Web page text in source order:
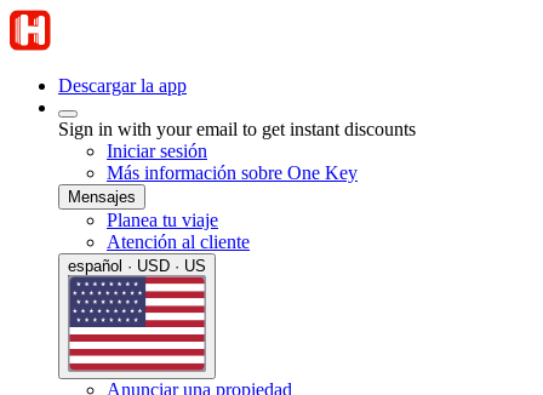
Descargar la app
Sign in with your email to get instant discounts
Iniciar sesión
Más información sobre One Key
Mensajes
Planea tu viaje
Atención al cliente
español · USD · US
Anunciar una propiedad